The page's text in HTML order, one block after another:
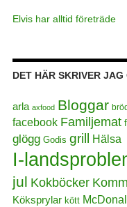
Elvis har alltid företräde
DET HÄR SKRIVER JAG
arla axfood Bloggar bröd
facebook Familjemat
glögg Godis grill Hälsa
I-
jul Kokböcker
Köksprylar kött